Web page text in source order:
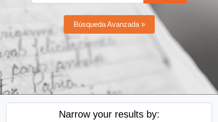
Búsqueda Avanzada »
Narrow your results by: